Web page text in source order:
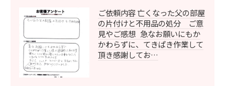
ご依頼内容 亡くなった父の部屋
の片付けと不用品の処分 ご意
見やご感想 急なお願いにもか
かわらずに、てきぱき作業して
頂き感謝してお…